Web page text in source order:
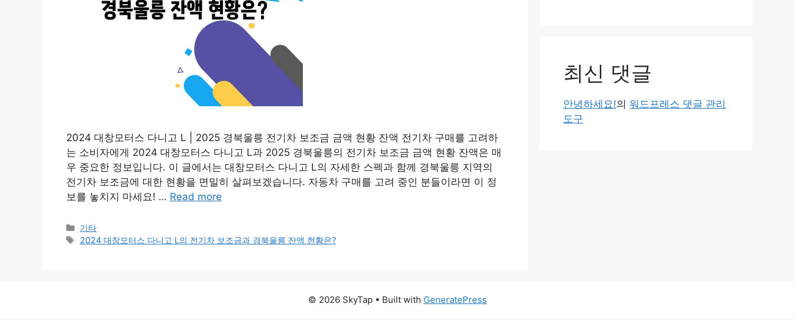
2024 대창모터스 다니고 L | 2025 경북울릉 전기차 보조금 금액 현황 잔액 전기차 구매를 고려하
는 소비자에게 2024 대창모터스 다니고 L과 2025 경북울릉의 전기차 보조금 금액 현황 잔액은 매
우 중요한 정보입니다. 이 글에서는 대창모터스 다니고 L의 자세한 스펙과 함께 경북울릉 지역의
전기차 보조금에 대한 현황을 면밀히 살펴보겠습니다. 자동차 구매를 고려 중인 분들이라면 이 정
보를 놓치지 마세요! … Read more
Categories
기타
Tags
2024 대창모터스 다니고 L의 전기차 보조금과 경북울릉 잔액 현황은?
최신 댓글
안녕하세요!의 워드프레스 댓글 관리
도구
© 2026 SkyTap • Built with GeneratePress